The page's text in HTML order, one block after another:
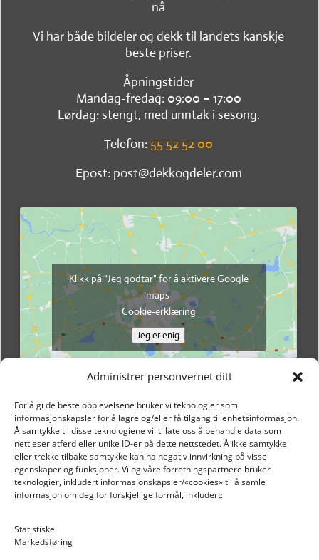
Administrer personvernet ditt
For å gi de beste opplevelsene bruker vi teknologier som
informasjonskapsler for å lagre og/eller få tilgang til enhetsinformasjon.
Å samtykke til disse teknologiene vil tillate oss å behandle data som
nettleser atferd eller unike ID-er på dette nettstedet. Å ikke samtykke
eller trekke tilbake samtykke kan ha negativ innvirkning på visse
egenskaper og funksjoner. Vi og våre forretningspartnere bruker
teknologier, inkludert informasjonskapsler/«cookies» til å samle
informasjon om deg for forskjellige formål, inkludert:
Statistiske
Markedsføring
nå
Vi har både bildeler og dekk til landets kanskje
beste priser.
Åpningstider
Mandag-fredag: 09:00 – 17:00
Lørdag: stengt, med unntak i sesong.
Telefon: 55 52 52 00
Epost: post@dekkogdeler.com
Klikk på "Jeg godtar" for å aktivere Google
maps
Cookie-erklæring
Jeg er enig